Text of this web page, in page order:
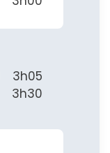
3h05
3h30